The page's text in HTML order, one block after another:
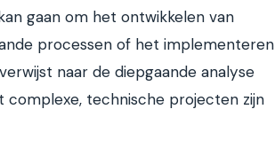
gaan om het ontwikkelen van
processen of het implementeren
naar de diepgaande analyse
complexe, technische projecten zijn